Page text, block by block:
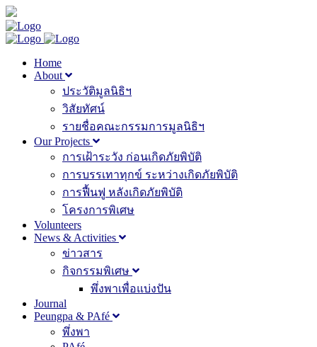
Home
About
ประวัติมูลนิธิฯ
วิสัยทัศน์
รายชื่อคณะกรรมการมูลนิธิฯ
Our Projects
การเฝ้าระวัง ก่อนเกิดภัยพิบัติ
การบรรเทาทุกข์ ระหว่างเกิดภัยพิบัติ
การฟื้นฟู หลังเกิดภัยพิบัติ
โครงการพิเศษ
Volunteers
News & Activities
ข่าวสาร
กิจกรรมพิเศษ
พึ่งพาเพื่อแบ่งปัน
Journal
Peungpa & PAfé
พึ่งพา